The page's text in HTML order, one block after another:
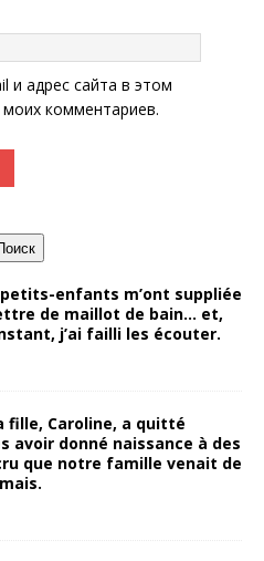
и адрес сайта в этом
комментариев.
enfants m’ont suppliée
de maillot de bain… et,
j’ai failli les écouter.
fille, Caroline, a quitté
avoir donné naissance à des
que notre famille venait de